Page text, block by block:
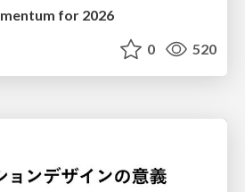
for 2026
0 520